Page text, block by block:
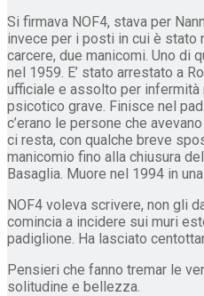
Si firmava NOF4, stava per
invece per i posti in cui è stato
carcere, due manicomi. Uno di
nel 1959. E’ stato arrestato a
ufficiale e assolto per infermità
psicotico grave. Finisce nel
c’erano le persone che
ci resta, con qualche breve
manicomio fino alla chiusura
Basaglia. Muore nel 1994 in
NOF4 voleva scrivere, non gli
comincia a incidere sui muri
padiglione. Ha lasciato
Pensieri che fanno tremar le
solitudine e bellezza.